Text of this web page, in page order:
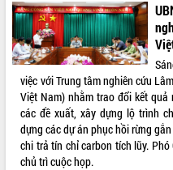
việc với Trung tâm nghiên cứu
Việt Nam) nhằm trao đổi kết quả
các đề xuất, xây dựng lộ trình
dựng các dự án phục hồi rừng
chi trả tín chỉ carbon tích lũy.
chủ trì cuộc họp.